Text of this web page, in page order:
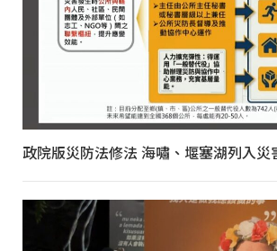
政院版災防法修法 海嘯、堰塞湖列入災